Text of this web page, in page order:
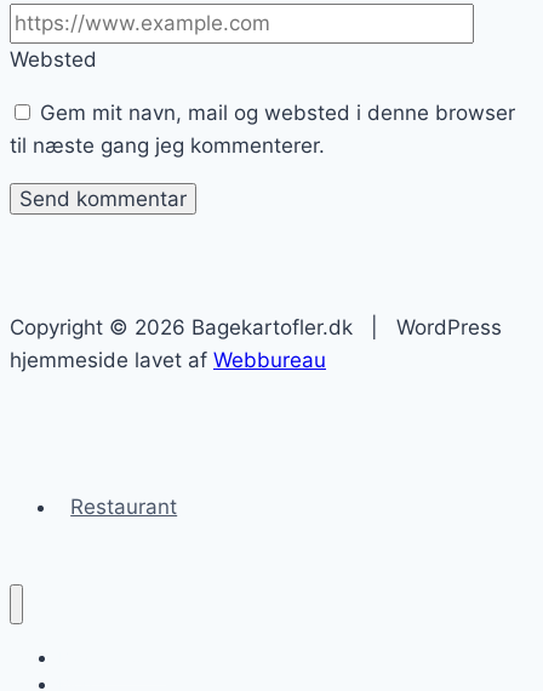
Websted
Gem mit navn, mail og websted i denne browser
til næste gang jeg kommenterer.
Copyright © 2026 Bagekartofler.dk | WordPress
hjemmeside lavet af Webbureau
Restaurant